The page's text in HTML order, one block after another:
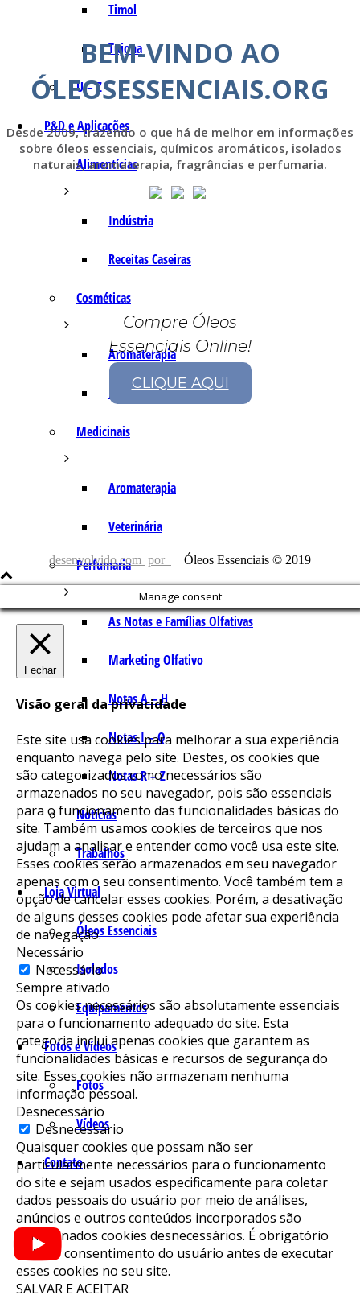
Timol
Tujona
U – Z
P&D e Aplicações
Alimentícias
Indústria
Receitas Caseiras
Cosméticas
Aromaterapia
Fórmulas Caseiras
Medicinais
Aromaterapia
Veterinária
Perfumaria
As Notas e Famílias Olfativas
Marketing Olfativo
Notas A – H
Notas I – Q
Notas R – Z
Notícias
Trabalhos
Loja Virtual
Óleos Essenciais
Isolados
Equipamentos
Fotos e Vídeos
Fotos
Vídeos
Contato
BEM-VINDO AO
ÓLEOSESSENCIAIS.ORG
Desde 2009, trazendo o que há de melhor em informações
sobre óleos essenciais, químicos aromáticos, isolados
naturais, aromaterapia, fragrâncias e perfumaria.
Compre Óleos
Essenciais Online!
CLIQUE AQUI
desenvolvido com por Óleos Essenciais © 2019
Manage consent
Fechar
Visão geral da privacidade
Este site usa cookies para melhorar a sua experiência
enquanto navega pelo site. Destes, os cookies que
são categorizados como necessários são
armazenados no seu navegador, pois são essenciais
para o funcionamento das funcionalidades básicas do
site. Também usamos cookies de terceiros que nos
ajudam a analisar e entender como você usa este site.
Esses cookies serão armazenados em seu navegador
apenas com o seu consentimento. Você também tem a
opção de cancelar esses cookies. Porém, a desativação
de alguns desses cookies pode afetar sua experiência
de navegação.
Necessário
Necessário
Sempre ativado
Os cookies necessários são absolutamente essenciais
para o funcionamento adequado do site. Esta
categoria inclui apenas cookies que garantem as
funcionalidades básicas e recursos de segurança do
site. Esses cookies não armazenam nenhuma
informação pessoal.
Desnecessário
Desnecessário
Quaisquer cookies que possam não ser
particularmente necessários para o funcionamento
do site e sejam usados ​​especificamente para coletar
dados pessoais do usuário por meio de análises,
anúncios e outros conteúdos incorporados são
denominados cookies desnecessários. É obrigatório
obter o consentimento do usuário antes de executar
esses cookies no seu site.
SALVAR E ACEITAR